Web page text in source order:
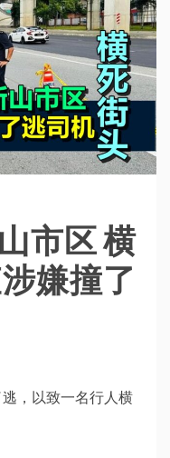
市区 横
嫌撞了
，以致一名行人横